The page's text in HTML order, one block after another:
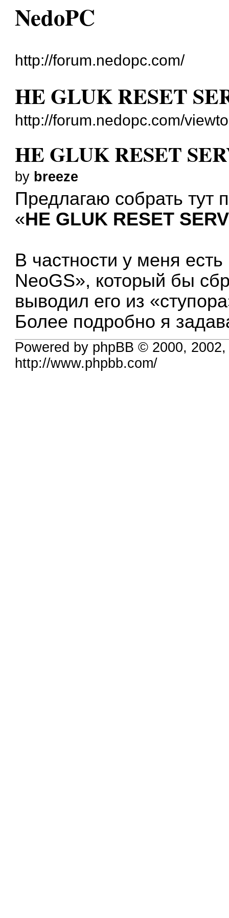
NedoPC
http://forum.nedopc.com/
HE GLUK RESET
http://forum.nedopc.com/
HE GLUK RESET
by breeze
Предлагаю собрать тут
«HE GLUK RESET
В частности у меня
NeoGS», который бы
выводил его из
Более подробно я
Powered by phpBB © 2000,
http://www.phpbb.com/